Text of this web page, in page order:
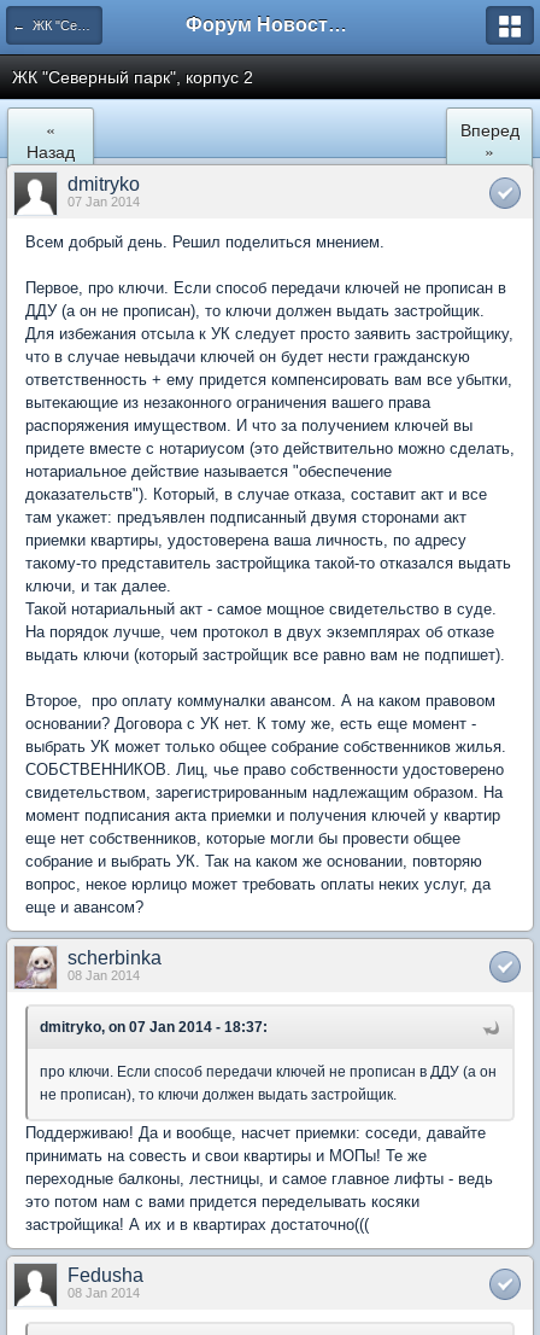
← ЖК "Северный Парк" Форум Новостройки
ЖК "Северный парк", корпус 2
«
Назад
Вперед
»
dmitryko
07 Jan 2014
Всем добрый день. Решил поделиться мнением.
Первое, про ключи. Если способ передачи ключей не прописан в
ДДУ (а он не прописан), то ключи должен выдать застройщик.
Для избежания отсыла к УК следует просто заявить застройщику,
что в случае невыдачи ключей он будет нести гражданскую
ответственность + ему придется компенсировать вам все убытки,
вытекающие из незаконного ограничения вашего права
распоряжения имуществом. И что за получением ключей вы
придете вместе с нотариусом (это действительно можно сделать,
нотариальное действие называется "обеспечение
доказательств"). Который, в случае отказа, составит акт и все
там укажет: предъявлен подписанный двумя сторонами акт
приемки квартиры, удостоверена ваша личность, по адресу
такому-то представитель застройщика такой-то отказался выдать
ключи, и так далее.
Такой нотариальный акт - самое мощное свидетельство в суде.
На порядок лучше, чем протокол в двух экземплярах об отказе
выдать ключи (который застройщик все равно вам не подпишет).
Второе, про оплату коммуналки авансом. А на каком правовом
основании? Договора с УК нет. К тому же, есть еще момент -
выбрать УК может только общее собрание собственников жилья.
СОБСТВЕННИКОВ. Лиц, чье право собственности удостоверено
свидетельством, зарегистрированным надлежащим образом. На
момент подписания акта приемки и получения ключей у квартир
еще нет собственников, которые могли бы провести общее
собрание и выбрать УК. Так на каком же основании, повторяю
вопрос, некое юрлицо может требовать оплаты неких услуг, да
еще и авансом?
scherbinka
08 Jan 2014
dmitryko, on 07 Jan 2014 - 18:37:
про ключи. Если способ передачи ключей не прописан в ДДУ (а он
не прописан), то ключи должен выдать застройщик.
Поддерживаю! Да и вообще, насчет приемки: соседи, давайте
принимать на совесть и свои квартиры и МОПы! Те же
переходные балконы, лестницы, и самое главное лифты - ведь
это потом нам с вами придется переделывать косяки
застройщика! А их и в квартирах достаточно(((
Fedusha
08 Jan 2014